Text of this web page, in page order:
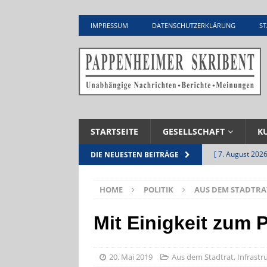
IMPRESSUM DATENSCHUTZERKLÄRUNG
STARTSEITE GESELLSCHAFT
DIE NEUESTEN BEITRÄGE [ 7. August
[ 5. August 2026
UNTERNEHMEN
Zementwerk
HOME POLITIK AUS DEM
Mit Einigkeit zum
20. Mai 2019 Aus dem Stadtrat,